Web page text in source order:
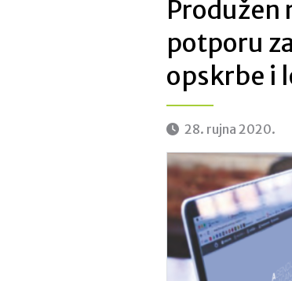
Produžen
potporu
opskrbe i
28. rujna 2020.